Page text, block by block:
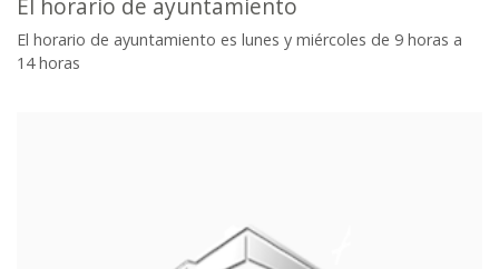
El horario de ayuntamiento es lunes y miércoles de 9 horas a
14 horas